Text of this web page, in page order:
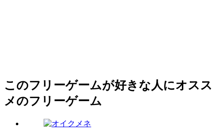
このフリーゲームが好きな人にオスス
メのフリーゲーム